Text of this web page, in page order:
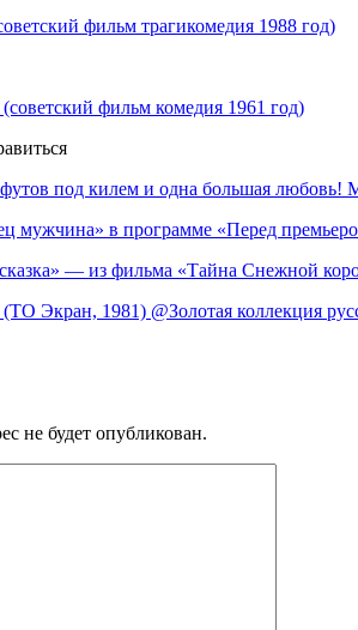
фильм трагикомедия 1988 год)
фильм комедия 1961 год)
под килем и одна большая
в программе «Перед
— из фильма «Тайна Снежной
Экран, 1981) @Золотая коллекция
не будет опубликован.